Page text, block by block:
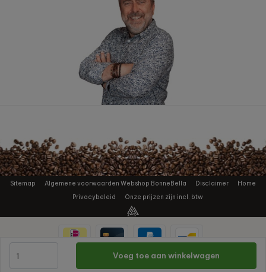
Voeg toe aan winkelwagen
Sitemap Algemene voorwaarden Webshop BonneBella Disclaimer
Home
Privacybeleid
Onze prijzen zijn incl. btw